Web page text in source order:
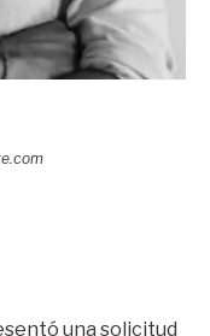
una solicitud